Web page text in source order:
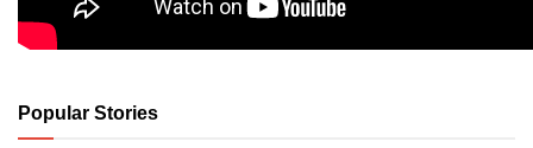
Popular Stories